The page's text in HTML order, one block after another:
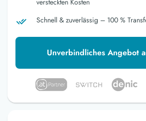
Schnell & zuverlässig – 100 %
Unverbindliches Angebot